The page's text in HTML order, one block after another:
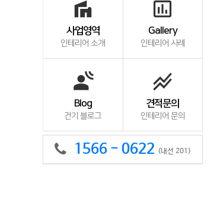
villa
사업영역
인테리어 소개
insert_chart_outlined
Gallery
인테리어 사례
spatial_audio
Blog
건기 블로그
stacked_line_chart
견적문의
인테리어 문의
1566 - 0622 (내선 201)